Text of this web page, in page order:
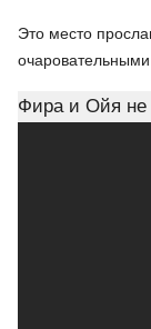
Это место
Фира и Ойя не